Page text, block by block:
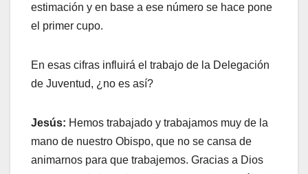
estimación y en base a ese número se hace pone
el primer cupo.
En esas cifras influirá el trabajo de la Delegación
de Juventud, ¿no es así?
Jesús: Hemos trabajado y trabajamos muy de la
mano de nuestro Obispo, que no se cansa de
animarnos para que trabajemos. Gracias a Dios